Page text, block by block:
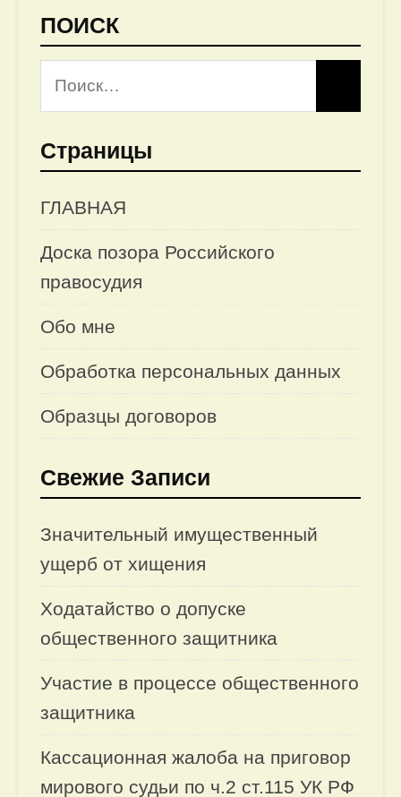
ПОИСК
Страницы
ГЛАВНАЯ
Доска позора Российского
правосудия
Обо мне
Обработка персональных данных
Образцы договоров
Свежие Записи
Значительный имущественный
ущерб от хищения
Ходатайство о допуске
общественного защитника
Участие в процессе общественного
защитника
Кассационная жалоба на приговор
мирового судьи по ч.2 ст.115 УК РФ